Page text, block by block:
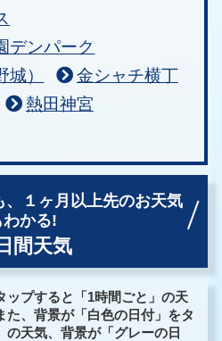
デンパーク
）
金シャチ横丁
熱田神宮
１ヶ月以上先のお天気
わかる!
間天気
ップすると「1時間ごと」の天
た、背景が「白色の日付」をタ
の天気、背景が「グレーの日